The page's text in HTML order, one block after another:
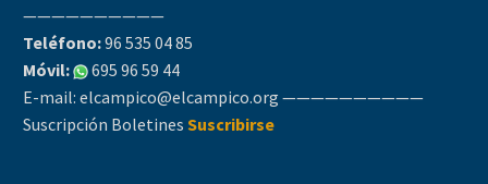
——————————
Teléfono:96 535 04 85
Móvil:
695 96 59 44
E-mail: elcampico@elcampico.org ——————————
Suscripción Boletines Suscribirse